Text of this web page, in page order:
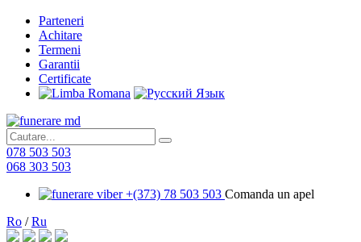
Parteneri
Achitare
Termeni
Garantii
Certificate
078 503 503
068 303 503
+(373) 78 503 503 Comanda un apel
Ro /Ru